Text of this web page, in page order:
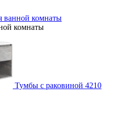
ванной комнаты
комнаты
Тумбы с раковиной 4210